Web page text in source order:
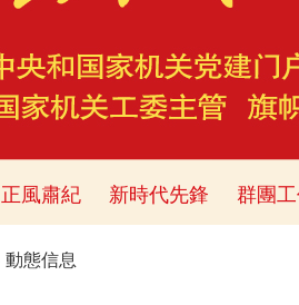
正風肅紀 新時代先鋒 群團
動態信息